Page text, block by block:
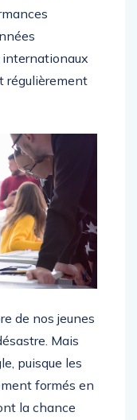
internationaux
régulièrement
de nos jeunes
Mais
puisque les
formés en
la chance